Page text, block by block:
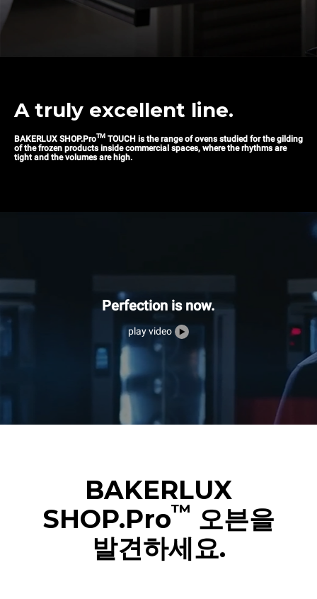
A truly excellent line.
BAKERLUX SHOP.ProTM TOUCH is the range of ovens studied for the gilding
of the frozen products inside commercial spaces, where the rhythms are
tight and the volumes are high.
Perfection is now.
play video
BAKERLUX
SHOP.Pro™ 오븐을
발견하세요.